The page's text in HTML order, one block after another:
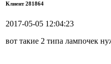
Клиент 281864
2017-05-05 12:04:23
вот такие 2 типа лампочек